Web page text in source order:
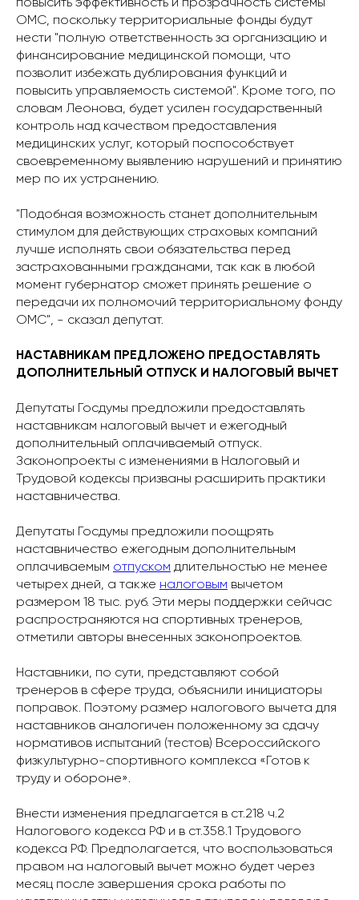
повысить эффективность и прозрачность системы
ОМС, поскольку территориальные фонды будут
нести "полную ответственность за организацию и
финансирование медицинской помощи, что
позволит избежать дублирования функций и
повысить управляемость системой". Кроме того, по
словам Леонова, будет усилен государственный
контроль над качеством предоставления
медицинских услуг, который поспособствует
своевременному выявлению нарушений и принятию
мер по их устранению.
"Подобная возможность станет дополнительным
стимулом для действующих страховых компаний
лучше исполнять свои обязательства перед
застрахованными гражданами, так как в любой
момент губернатор сможет принять решение о
передачи их полномочий территориальному фонду
ОМС", - сказал депутат.
НАСТАВНИКАМ ПРЕДЛОЖЕНО ПРЕДОСТАВЛЯТЬ
ДОПОЛНИТЕЛЬНЫЙ ОТПУСК И НАЛОГОВЫЙ ВЫЧЕТ
Депутаты Госдумы предложили предоставлять
наставникам налоговый вычет и ежегодный
дополнительный оплачиваемый отпуск.
Законопроекты с изменениями в Налоговый и
Трудовой кодексы призваны расширить практики
наставничества.
Депутаты Госдумы предложили поощрять
наставничество ежегодным дополнительным
оплачиваемым отпуском длительностью не менее
четырех дней, а также налоговым вычетом
размером 18 тыс. руб. Эти меры поддержки сейчас
распространяются на спортивных тренеров,
отметили авторы внесенных законопроектов.
Наставники, по сути, представляют собой
тренеров в сфере труда, объяснили инициаторы
поправок. Поэтому размер налогового вычета для
наставников аналогичен положенному за сдачу
нормативов испытаний (тестов) Всероссийского
физкультурно-спортивного комплекса «Готов к
труду и обороне».
Внести изменения предлагается в ст.218 ч.2
Налогового кодекса РФ и в ст.358.1 Трудового
кодекса РФ. Предполагается, что воспользоваться
правом на налоговый вычет можно будет через
месяц после завершения срока работы по